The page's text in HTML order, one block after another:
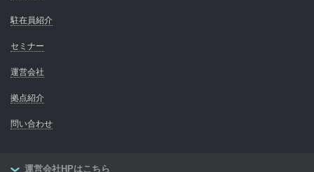
駐在員紹介
セミナー
運営会社
拠点紹介
問い合わせ
運営会社HPはこちら